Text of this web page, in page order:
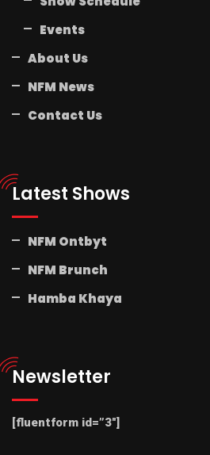
Events
About Us
NFM News
Contact Us
Latest Shows
NFM Ontbyt
NFM Brunch
Hamba Khaya
Newsletter
[fluentform id=”3″]